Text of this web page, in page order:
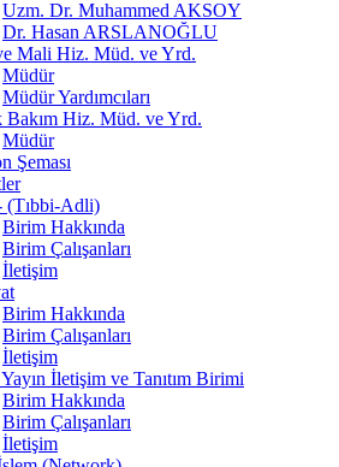
Uzm. Dr. Muhammed AKSOY
Dr. Hasan ARSLANOĞLU
Mali Hiz. Müd. ve Yrd.
Müdür
Müdür Yardımcıları
Bakım Hiz. Müd. ve Yrd.
Müdür
Şeması
(Tıbbi-Adli)
Birim Hakkında
Birim Çalışanları
İletişim
Birim Hakkında
Birim Çalışanları
İletişim
Yayın İletişim ve Tanıtım Birimi
Birim Hakkında
Birim Çalışanları
İletişim